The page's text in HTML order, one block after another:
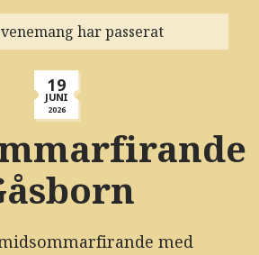
har passerat
19
JUNI
2026
med